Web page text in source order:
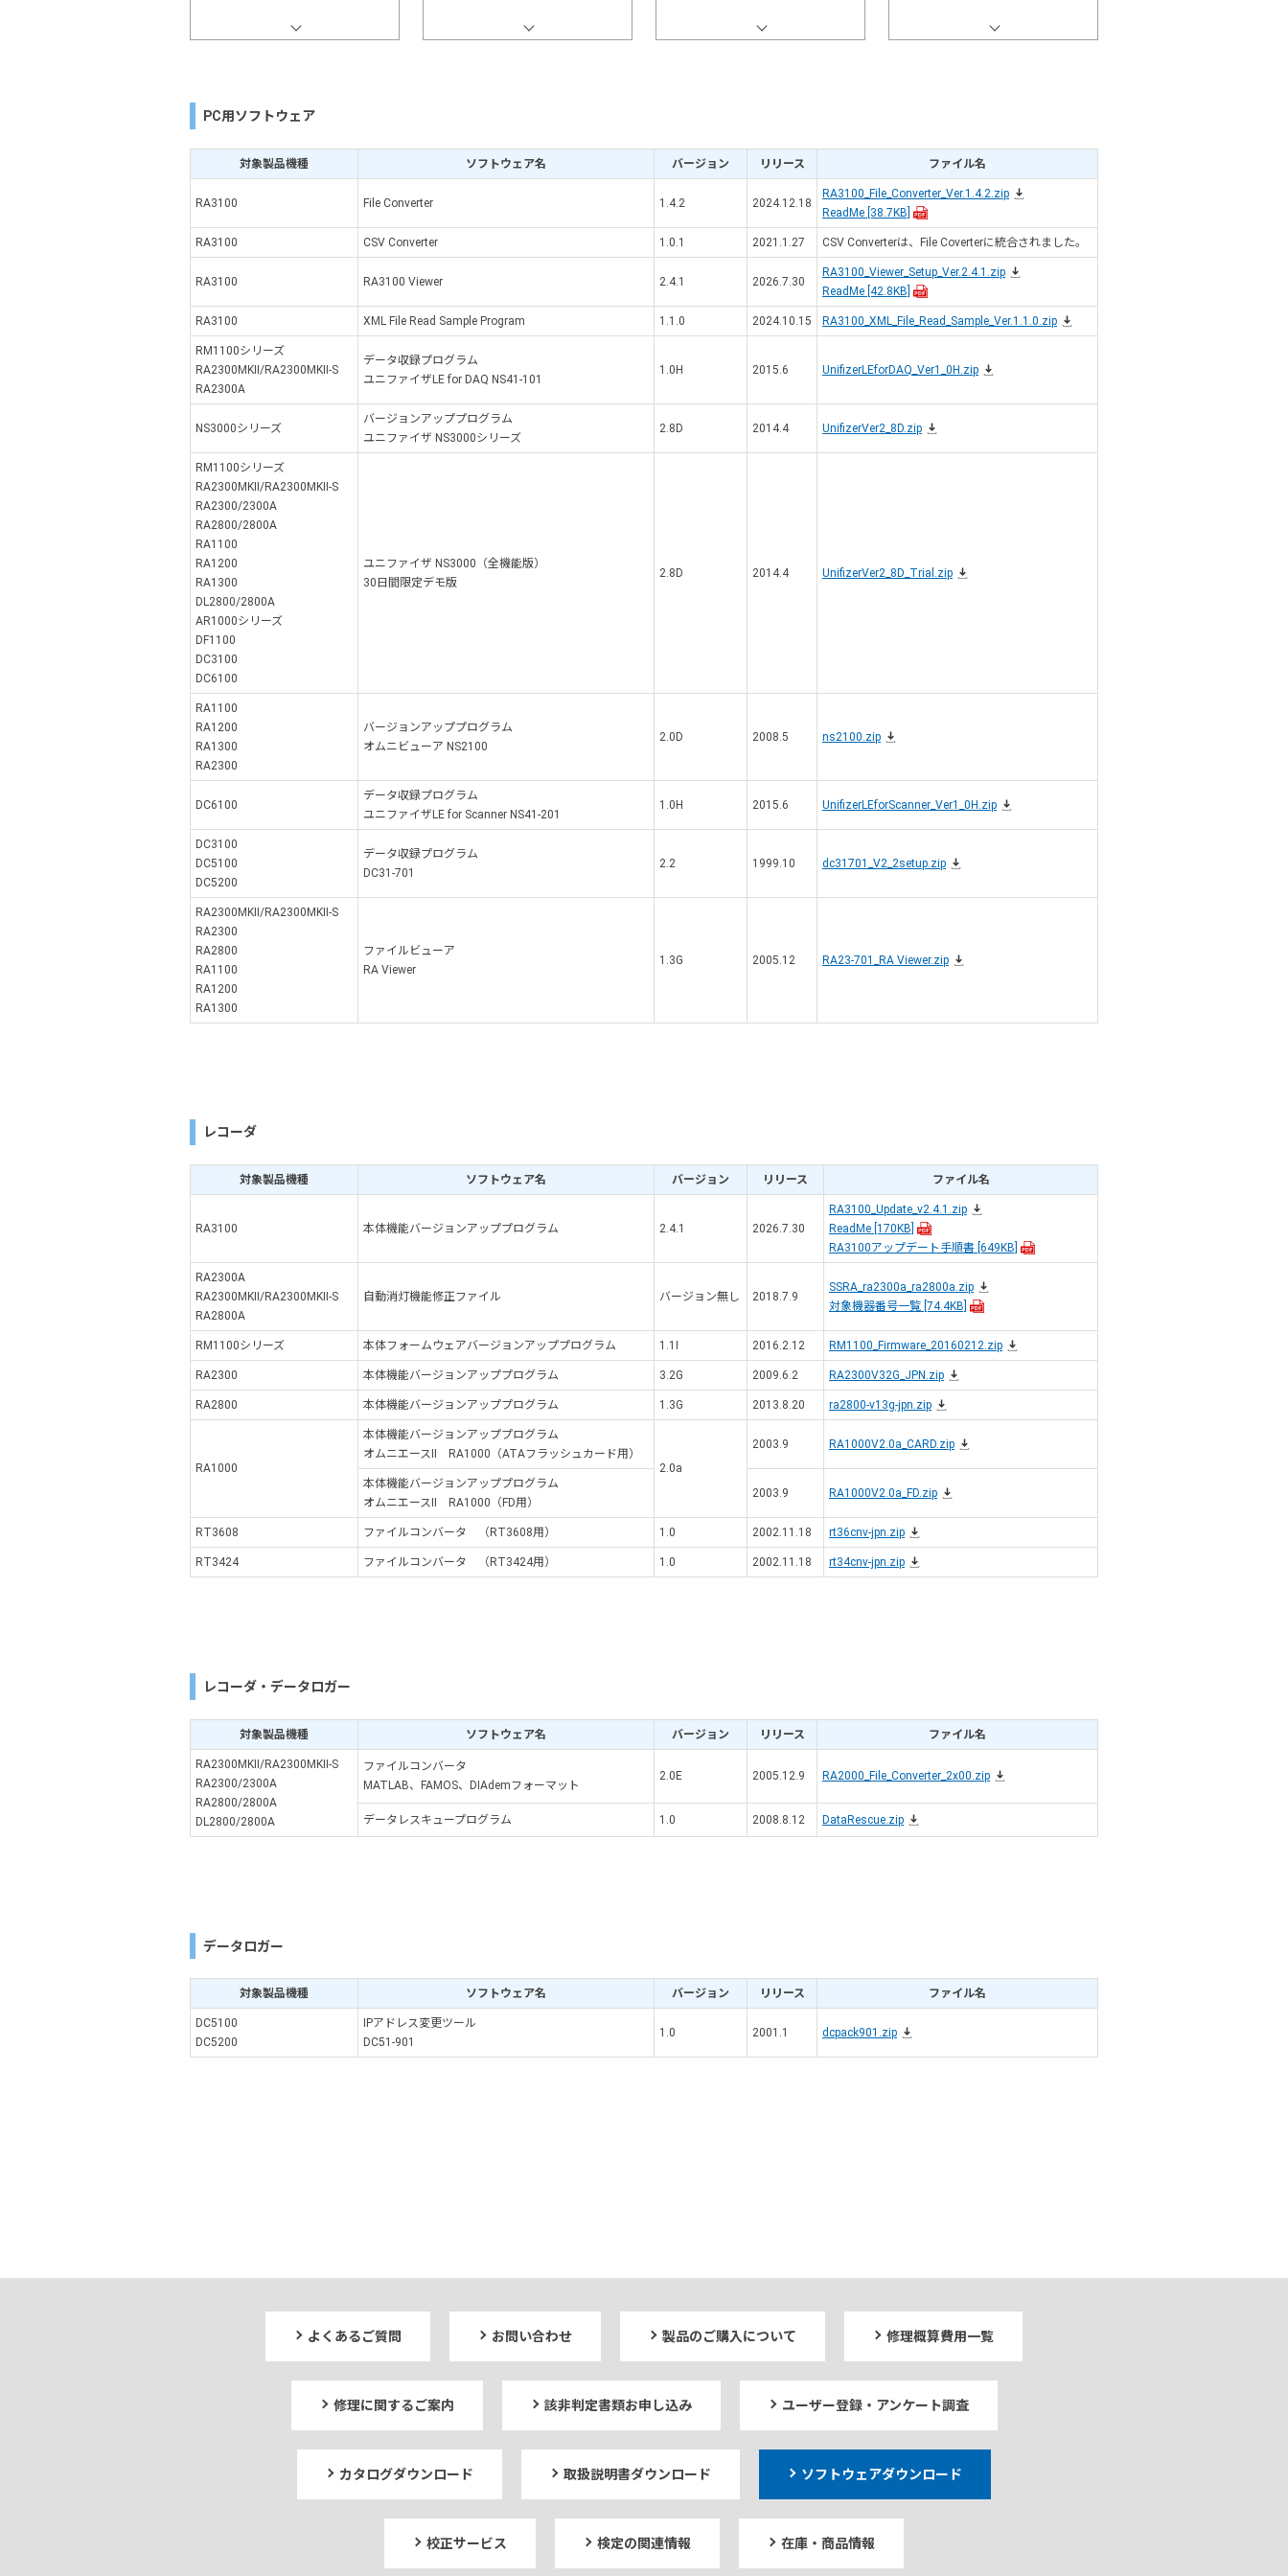
PC用ソフトウェア
対象製品機種 ソフトウェア名 バージョン リリース ファイル名
RA3100 File Converter 1.4.2 2024.12.18
RA3100_File_Converter_Ver.1.4.2.zip
ReadMe [38.7KB]
RA3100 CSV Converter 1.0.1 2021.1.27 CSV Converterは、File Coverterに統合されました。
RA3100 RA3100 Viewer 2.4.1 2026.7.30
RA3100_Viewer_Setup_Ver.2.4.1.zip
ReadMe [42.8KB]
RA3100 XML File Read Sample Program 1.1.0 2024.10.15 RA3100_XML_File_Read_Sample_Ver.1.1.0.zip
RM1100シリーズ
RA2300MKⅡ/RA2300MKⅡ-S
RA2300A
データ収録プログラム
ユニファイザLE for DAQ NS41-101
1.0H 2015.6 UnifizerLEforDAQ_Ver1_0H.zip
NS3000シリーズ
バージョンアッププログラム
ユニファイザ NS3000シリーズ
2.8D 2014.4 UnifizerVer2_8D.zip
RM1100シリーズ
RA2300MKⅡ/RA2300MKⅡ-S
RA2300/2300A
RA2800/2800A
RA1100
RA1200
RA1300
DL2800/2800A
AR1000シリーズ
DF1100
DC3100
DC6100
ユニファイザ NS3000（全機能版）
30日間限定デモ版
2.8D 2014.4 UnifizerVer2_8D_Trial.zip
RA1100
RA1200
RA1300
RA2300
バージョンアッププログラム
オムニビューア NS2100
2.0D 2008.5 ns2100.zip
DC6100
データ収録プログラム
ユニファイザLE for Scanner NS41-201
1.0H 2015.6 UnifizerLEforScanner_Ver1_0H.zip
DC3100
DC5100
DC5200
データ収録プログラム
DC31-701
2.2 1999.10 dc31701_V2_2setup.zip
RA2300MKⅡ/RA2300MKⅡ-S
RA2300
RA2800
RA1100
RA1200
RA1300
ファイルビューア
RA Viewer
1.3G 2005.12 RA23-701_RA Viewer.zip
レコーダ
対象製品機種 ソフトウェア名 バージョン リリース ファイル名
RA3100 本体機能バージョンアッププログラム 2.4.1 2026.7.30
RA3100_Update_v2.4.1.zip
ReadMe [170KB]
RA3100アップデート手順書 [649KB]
RA2300A
RA2300MKⅡ/RA2300MKⅡ-S
RA2800A
自動消灯機能修正ファイル バージョン無し 2018.7.9
SSRA_ra2300a_ra2800a.zip
対象機器番号一覧 [74.4KB]
RM1100シリーズ 本体フォームウェアバージョンアッププログラム 1.1I 2016.2.12 RM1100_Firmware_20160212.zip
RA2300 本体機能バージョンアッププログラム 3.2G 2009.6.2 RA2300V32G_JPN.zip
RA2800 本体機能バージョンアッププログラム 1.3G 2013.8.20 ra2800-v13g-jpn.zip
RA1000
本体機能バージョンアッププログラム
オムニエースII RA1000（ATAフラッシュカード用）
2.0a
2003.9 RA1000V2.0a_CARD.zip
本体機能バージョンアッププログラム
オムニエースII RA1000（FD用）
2003.9 RA1000V2.0a_FD.zip
RT3608 ファイルコンバータ （RT3608用） 1.0 2002.11.18 rt36cnv-jpn.zip
RT3424 ファイルコンバータ （RT3424用） 1.0 2002.11.18 rt34cnv-jpn.zip
レコーダ・データロガー
対象製品機種 ソフトウェア名 バージョン リリース ファイル名
RA2300MKⅡ/RA2300MKⅡ-S
RA2300/2300A
RA2800/2800A
DL2800/2800A
ファイルコンバータ
MATLAB、FAMOS、DIAdemフォーマット
2.0E 2005.12.9 RA2000_File_Converter_2x00.zip
データレスキュープログラム 1.0 2008.8.12 DataRescue.zip
データロガー
対象製品機種 ソフトウェア名 バージョン リリース ファイル名
DC5100
DC5200
IPアドレス変更ツール
DC51-901
1.0 2001.1 dcpack901.zip
よくあるご質問 お問い合わせ 製品のご購入について 修理概算費用一覧
修理に関するご案内 該非判定書類お申し込み ユーザー登録・アンケート調査
カタログダウンロード 取扱説明書ダウンロード ソフトウェアダウンロード
校正サービス 検定の関連情報 在庫・商品情報